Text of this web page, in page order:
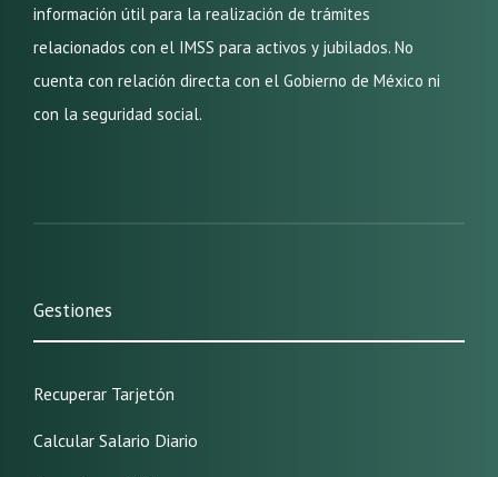
información útil para la realización de trámites
relacionados con el IMSS para activos y jubilados. No
cuenta con relación directa con el Gobierno de México ni
con la seguridad social.
Gestiones
Recuperar Tarjetón
Calcular Salario Diario